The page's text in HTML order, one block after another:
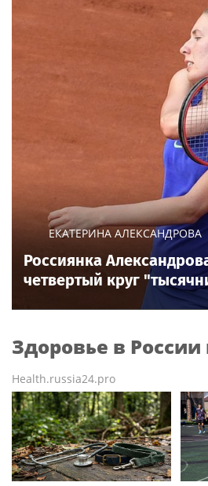
ЕКАТЕРИНА АЛЕКСАНДРОВА
Россиянка
четвертый круг
Здоровье в
Health.russia24.pro